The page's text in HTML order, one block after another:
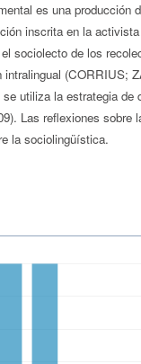
es una producción
inscrita en la
sociolecto de los
(CORRIUS;
utiliza la estrategia de
Las reflexiones sobre
la sociolingüística.